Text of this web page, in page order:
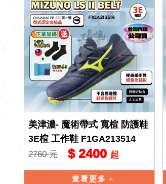
美津濃- 魔術帶式 寬楦 防護鞋
3E楦 工作鞋 F1GA213514
2760 元 $ 2400 起
查看更多